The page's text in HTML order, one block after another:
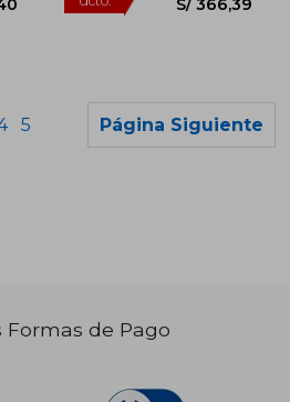
5 Página Siguiente
Formas de Pago